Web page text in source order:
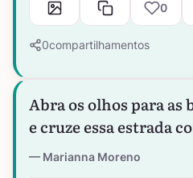
0
0compartilhamentos
Abra os olhos para as
e cruze essa estrada
Marianna Moreno